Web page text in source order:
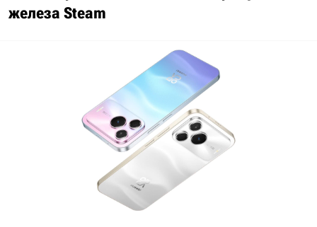
железа Steam